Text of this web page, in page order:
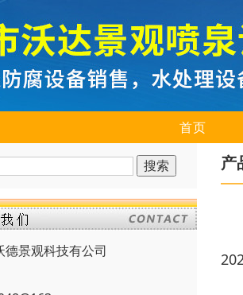
首页
德景观科技有公司
产